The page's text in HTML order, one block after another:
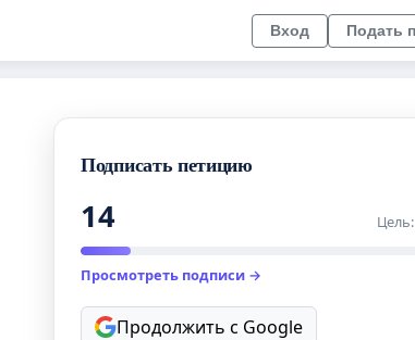
Вход Подать
Подписать петицию
14
Просмотреть подписи →
Продолжить с Google